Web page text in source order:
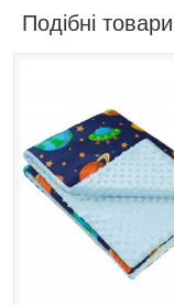
Подібні товари